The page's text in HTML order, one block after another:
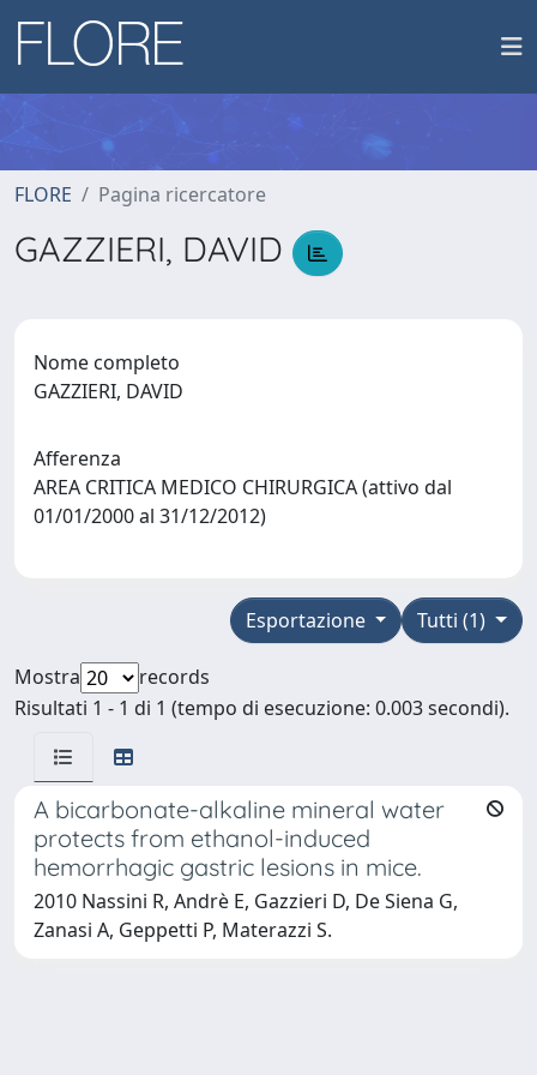
FLORE Pagina ricercatore
GAZZIERI, DAVID
Nome completo
GAZZIERI, DAVID
Afferenza
AREA CRITICA MEDICO CHIRURGICA (attivo dal
01/01/2000 al 31/12/2012)
Tutti (1)
Esportazione
Mostra
records
Risultati 1 - 1 di 1 (tempo di esecuzione: 0.003 secondi).
A bicarbonate-alkaline mineral water
protects from ethanol-induced
hemorrhagic gastric lesions in mice.
2010 Nassini R, Andrè E, Gazzieri D, De Siena G,
Zanasi A, Geppetti P, Materazzi S.